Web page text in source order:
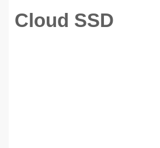
Cloud SSD